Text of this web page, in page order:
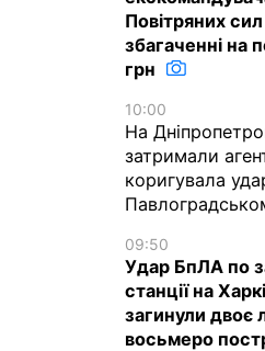
Повітряних
збагаченні на
грн
10:00
На
затримали
коригувала
09:50
Удар БпЛА по
станції на
загинули двоє
восьмеро